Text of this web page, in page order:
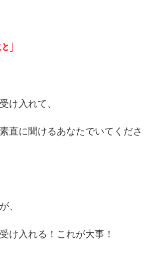
」
け入れて、
直に聞けるあなたでいてくださ
、
け入れる！これが大事！